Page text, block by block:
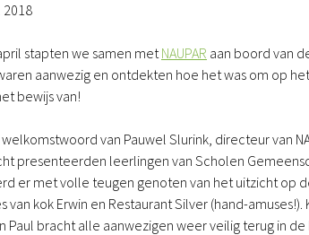
2018
stapten we samen metNAUPAR aan boord van
aanwezig en ontdekten hoe het was om op
bewijs van!
welkomstwoord van Pauwel Slurink, directeur van
presenteerden leerlingen van Scholen
er met volle teugen genoten van het uitzicht op
van kok Erwin en Restaurant Silver (hand-
Paul bracht alle aanwezigen weer veilig terug in de